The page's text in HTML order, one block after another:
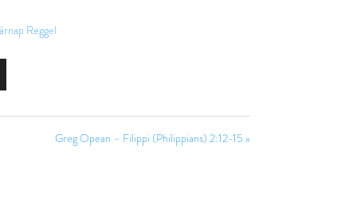
Reggel
Greg Opean – Filippi (Philippians) 2:12-15 »